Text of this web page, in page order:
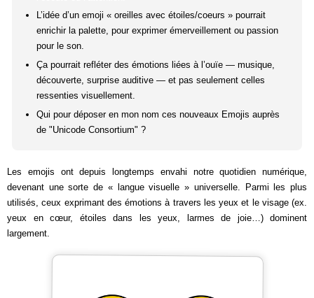
L’idée d’un emoji « oreilles avec étoiles/coeurs » pourrait
enrichir la palette, pour exprimer émerveillement ou passion
pour le son.
Ça pourrait refléter des émotions liées à l’ouïe — musique,
découverte, surprise auditive — et pas seulement celles
ressenties visuellement.
Qui pour déposer en mon nom ces nouveaux Emojis auprès
de "Unicode Consortium" ?
Les emojis ont depuis longtemps envahi notre quotidien numérique,
devenant une sorte de « langue visuelle » universelle. Parmi les plus
utilisés, ceux exprimant des émotions à travers les yeux et le visage (ex.
yeux en cœur, étoiles dans les yeux, larmes de joie…) dominent
largement.